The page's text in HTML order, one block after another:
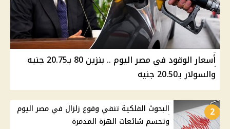
أسعار الوقود في مصر اليوم .. بنزين 80 بـ20.75 جنيه
والسولار بـ20.50 جنيه
2
البحوث الفلكية تنفي وقوع زلزال في مصر اليوم
وتحسم شائعات الهزة المدمرة